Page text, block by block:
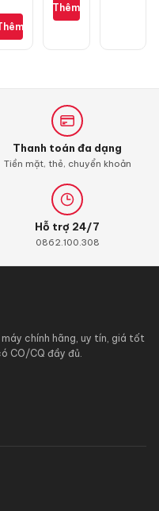
càng
Thêm
Thanh toán đa dạng
Tiền mặt, thẻ, chuyển khoản
Hỗ trợ 24/7
0862.100.308
chính hãng, uy tín, giá tốt
CO/CQ đầy đủ.